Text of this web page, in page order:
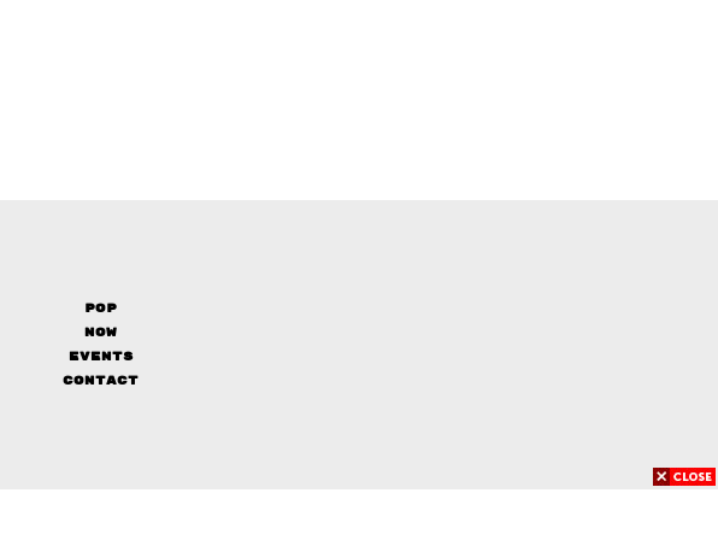
Pop
Now
Events
Contact